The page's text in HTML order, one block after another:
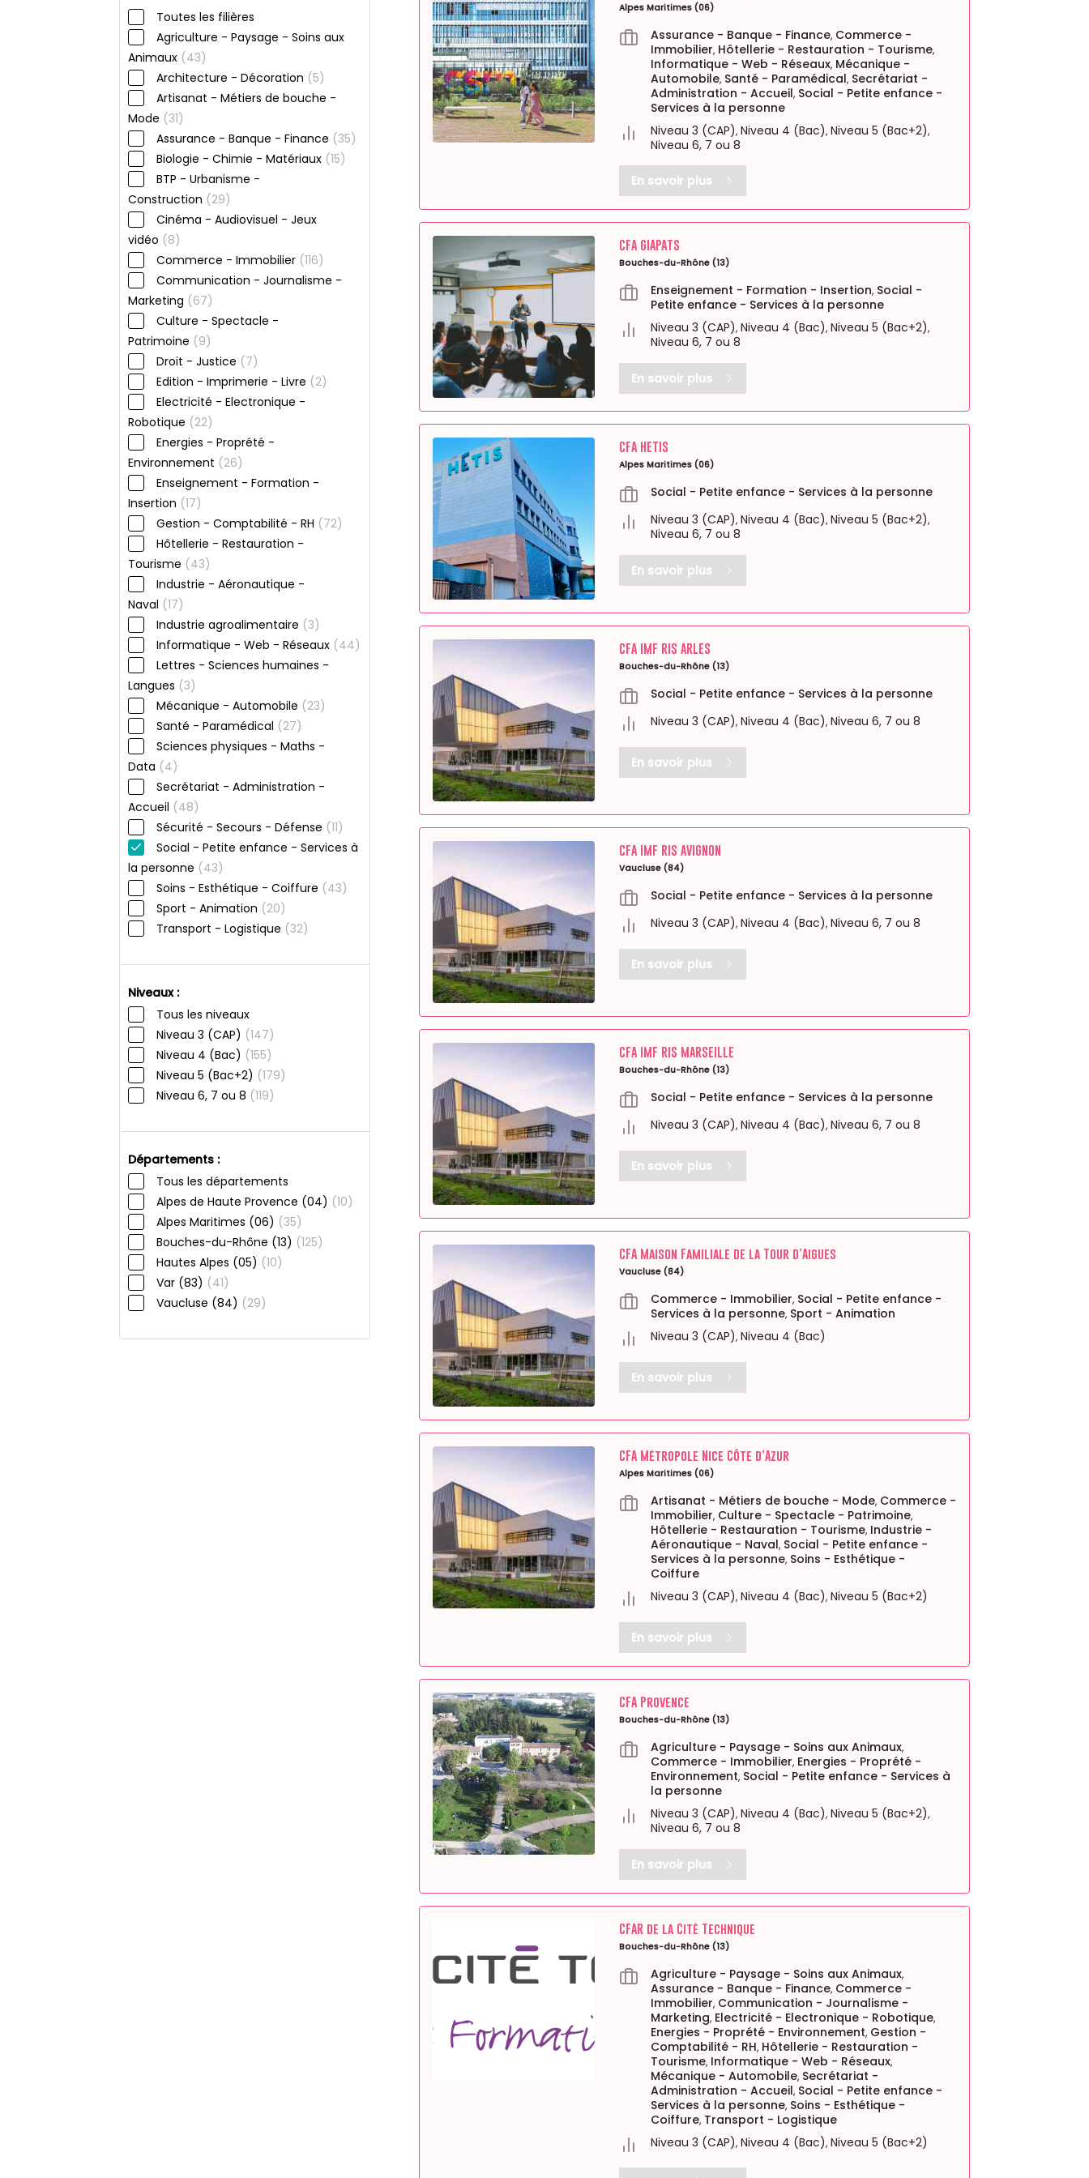
Toutes les filières
Agriculture - Paysage - Soins aux
Animaux (43)
Architecture - Décoration (5)
Artisanat - Métiers de bouche -
Mode (31)
Assurance - Banque - Finance (35)
Biologie - Chimie - Matériaux (15)
BTP - Urbanisme -
Construction (29)
Cinéma - Audiovisuel - Jeux
vidéo (8)
Commerce - Immobilier (116)
Communication - Journalisme -
Marketing (67)
Culture - Spectacle -
Patrimoine (9)
Droit - Justice (7)
Edition - Imprimerie - Livre (2)
Electricité - Electronique -
Robotique (22)
Energies - Proprété -
Environnement (26)
Enseignement - Formation -
Insertion (17)
Gestion - Comptabilité - RH (72)
Hôtellerie - Restauration -
Tourisme (43)
Industrie - Aéronautique -
Naval (17)
Industrie agroalimentaire (3)
Informatique - Web - Réseaux (44)
Lettres - Sciences humaines -
Langues (3)
Mécanique - Automobile (23)
Santé - Paramédical (27)
Sciences physiques - Maths -
Data (4)
Secrétariat - Administration -
Accueil (48)
Sécurité - Secours - Défense (11)
Social - Petite enfance - Services à
la personne (43)
Soins - Esthétique - Coiffure (43)
Sport - Animation (20)
Transport - Logistique (32)
Niveaux :
Tous les niveaux
Niveau 3 (CAP) (147)
Niveau 4 (Bac) (155)
Niveau 5 (Bac+2) (179)
Niveau 6, 7 ou 8 (119)
Départements :
Tous les départements
Alpes de Haute Provence (04) (10)
Alpes Maritimes (06) (35)
Bouches-du-Rhône (13) (125)
Hautes Alpes (05) (10)
Var (83) (41)
Vaucluse (84) (29)
Alpes Maritimes (06)
Assurance - Banque - Finance, Commerce -
Immobilier, Hôtellerie - Restauration - Tourisme,
Informatique - Web - Réseaux, Mécanique -
Automobile, Santé - Paramédical, Secrétariat -
Administration - Accueil, Social - Petite enfance -
Services à la personne
Niveau 3 (CAP), Niveau 4 (Bac), Niveau 5 (Bac+2),
Niveau 6, 7 ou 8
En savoir plus
CFA GIAPATS
Bouches-du-Rhône (13)
Enseignement - Formation - Insertion, Social -
Petite enfance - Services à la personne
Niveau 3 (CAP), Niveau 4 (Bac), Niveau 5 (Bac+2),
Niveau 6, 7 ou 8
En savoir plus
CFA HETIS
Alpes Maritimes (06)
Social - Petite enfance - Services à la personne
Niveau 3 (CAP), Niveau 4 (Bac), Niveau 5 (Bac+2),
Niveau 6, 7 ou 8
En savoir plus
CFA IMF RIS ARLES
Bouches-du-Rhône (13)
Social - Petite enfance - Services à la personne
Niveau 3 (CAP), Niveau 4 (Bac), Niveau 6, 7 ou 8
En savoir plus
CFA IMF RIS AVIGNON
Vaucluse (84)
Social - Petite enfance - Services à la personne
Niveau 3 (CAP), Niveau 4 (Bac), Niveau 6, 7 ou 8
En savoir plus
CFA IMF RIS MARSEILLE
Bouches-du-Rhône (13)
Social - Petite enfance - Services à la personne
Niveau 3 (CAP), Niveau 4 (Bac), Niveau 6, 7 ou 8
En savoir plus
CFA Maison Familiale de la Tour d’Aigues
Vaucluse (84)
Commerce - Immobilier, Social - Petite enfance -
Services à la personne, Sport - Animation
Niveau 3 (CAP), Niveau 4 (Bac)
En savoir plus
CFA Métropole Nice Côte d’Azur
Alpes Maritimes (06)
Artisanat - Métiers de bouche - Mode, Commerce -
Immobilier, Culture - Spectacle - Patrimoine,
Hôtellerie - Restauration - Tourisme, Industrie -
Aéronautique - Naval, Social - Petite enfance -
Services à la personne, Soins - Esthétique -
Coiffure
Niveau 3 (CAP), Niveau 4 (Bac), Niveau 5 (Bac+2)
En savoir plus
CFA Provence
Bouches-du-Rhône (13)
Agriculture - Paysage - Soins aux Animaux,
Commerce - Immobilier, Energies - Proprété -
Environnement, Social - Petite enfance - Services à
la personne
Niveau 3 (CAP), Niveau 4 (Bac), Niveau 5 (Bac+2),
Niveau 6, 7 ou 8
En savoir plus
CFAR de la Cité Technique
Bouches-du-Rhône (13)
Agriculture - Paysage - Soins aux Animaux,
Assurance - Banque - Finance, Commerce -
Immobilier, Communication - Journalisme -
Marketing, Electricité - Electronique - Robotique,
Energies - Proprété - Environnement, Gestion -
Comptabilité - RH, Hôtellerie - Restauration -
Tourisme, Informatique - Web - Réseaux,
Mécanique - Automobile, Secrétariat -
Administration - Accueil, Social - Petite enfance -
Services à la personne, Soins - Esthétique -
Coiffure, Transport - Logistique
Niveau 3 (CAP), Niveau 4 (Bac), Niveau 5 (Bac+2)